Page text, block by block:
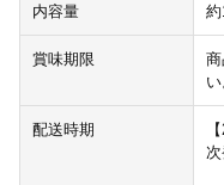
内容量
賞味期限
い
配送時期
次